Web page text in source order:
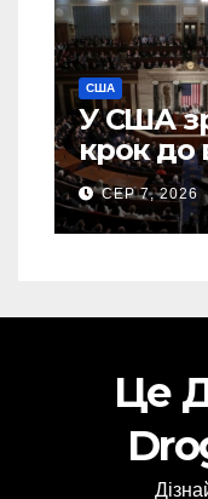
США
У США
крок до
проти
СЕР 7, 2026
Це